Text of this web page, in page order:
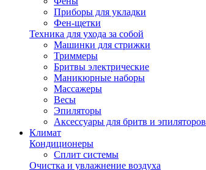
Приборы для укладки
Фен-щетки
Техника для ухода за собой
Машинки для стрижки
Триммеры
Бритвы электрические
Маникюрные наборы
Массажеры
Весы
Эпиляторы
Аксессуары для бритв и эпиляторов
Климат
Кондиционеры
Сплит системы
Очистка и увлажнение воздуха